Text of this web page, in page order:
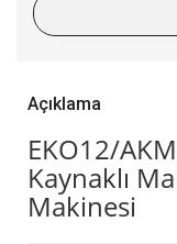
Açıklama
EKO12/
Kaynaklı
Makinesi